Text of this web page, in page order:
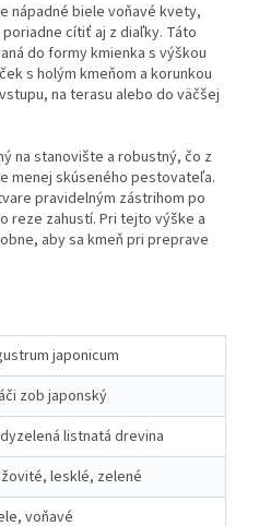
nápadné biele voňavé kvety,
cítiť aj z diaľky. Táto
do formy kmienka s výškou
s holým kmeňom a korunkou
na terasu alebo do väčšej
na stanovište a robustný, čo z
menej skúseného pestovateľa.
pravidelným zástrihom po
reze zahustí. Pri tejto výške a
aby sa kmeň pri preprave
japonicum
zob japonský
listnatá drevina
lesklé, zelené
voňavé